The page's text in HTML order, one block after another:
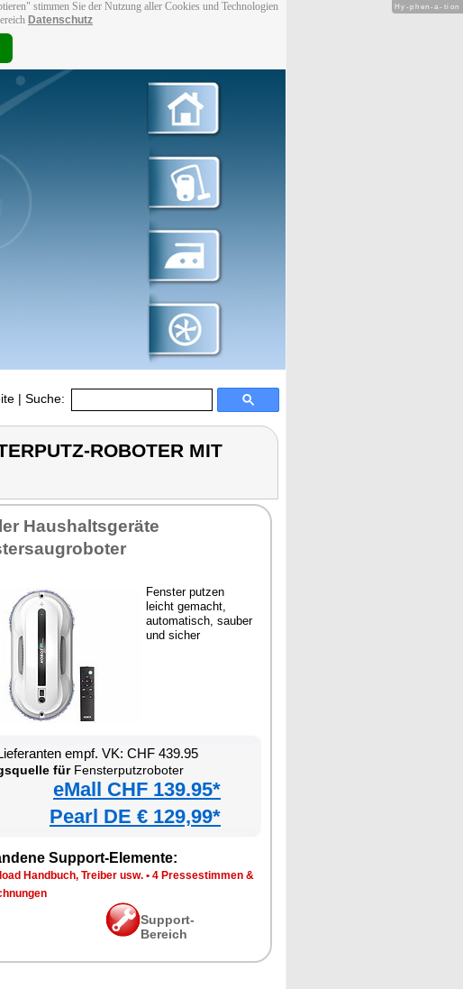
stimmen Sie der Nutzung aller Cookies und Technologien
Datenschutz
| Suche:
ROBOTER MIT
Haushaltsgeräte
Fenster putzen
leicht gemacht,
automatisch, sauber
und sicher
empf. VK: CHF 439.95
fürFensterputzroboter
eMall CHF 139.95*
Pearl DE € 129,99*
Support-Elemente:
Handbuch, Treiber usw. • 4 Pressestimmen &
Support-
Bereich
Hy-phen-a-tion